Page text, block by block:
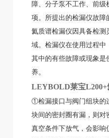
障、分子泵不工作、前
项。所提出的检漏仪故障
氦质谱检漏仪因具备检测
域。检漏仪在使用过程中
其中的有些故障或现象是
养。
LEYBOLD莱宝L200+
①检漏接口与阀门组块的
块间的密封圈有漏，则对
真空条件下放气，会影